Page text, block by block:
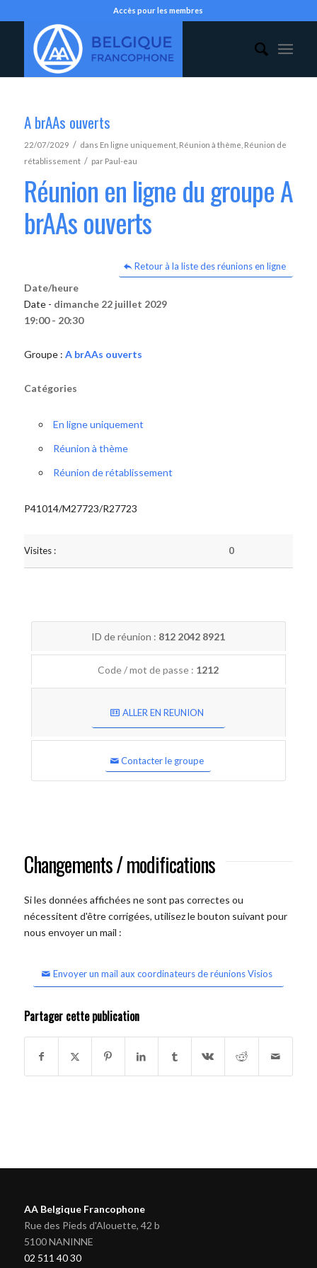
Accès pour les membres
A brAAs ouverts
22/07/2029 / dans En ligne uniquement, Réunion à thème Réunion de
rétablissement / par Paul-eau
Réunion en ligne du groupe A
brAAs ouverts
Retour à la liste des réunions en ligne
Date/heure
Date - dimanche 22 juillet 2029
19:00 - 20:30
Groupe : A brAAs ouverts
Catégories
En ligne uniquement
Réunion à thème
Réunion de rétablissement
P41014/M27723/R27723
Visites : 0
ID de réunion : 812 2042 8921
Code / mot de passe : 1212
ALLER EN REUNION
Contacter le groupe
Changements / modifications
Si les données affichées ne sont pas correctes ou
nécessitent d'être corrigées, utilisez le bouton suivant pour
nous envoyer un mail :
Envoyer un mail aux coordinateurs de réunions Visios
Partager cette publication
AA Belgique Francophone
Rue des Pieds d'Alouette, 42 b
5100 NANINNE
02 511 40 30